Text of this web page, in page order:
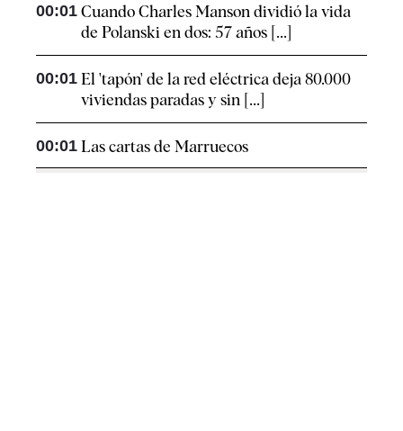
00:01 Cuando Charles Manson dividió la vida
de Polanski en dos: 57 años [...]
00:01 El 'tapón' de la red eléctrica deja 80.000
viviendas paradas y sin [...]
00:01 Las cartas de Marruecos